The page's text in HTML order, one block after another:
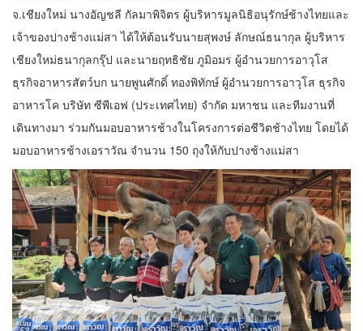
จ.เชียงใหม่ นางอัญชลี กัลมาพิจิตร ผู้บริหารมูลนิธิอนุรักษ์ช้างไทยและ
เจ้าของปางช้างแม่สา ได้ให้ต้อนรับนายสุพงษ์ ลักษณ์ธนากุล ผู้บริหาร
เชียงใหม่ธนากุลกรุ๊ป และนายฤทธิชัย ภูมิอมร ผู้อำนวยการอาวุโส
ธุรกิจอาหารสัตว์บก นายพูนศักดิ์ ทองพิทักษ์ ผู้อำนวยการอาวุโส ธุรกิจ
อาหารโค บริษัท ซีพีเอฟ (ประเทศไทย) จำกัด มหาชน และทีมงานที่
เดินทางมา ร่วมกันมอบอาหารช้างในโครงการต่อชีวิตช้างไทย โดยได้
มอบอาหารช้างเอราวัณ จำนวน 150 ถุงให้กับปางช้างแม่สา